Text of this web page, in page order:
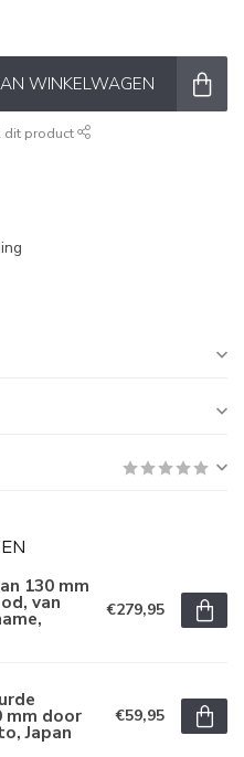
WINKELWAGEN
dit product
130 mm
van €279,95
mm door
Japan
€59,95